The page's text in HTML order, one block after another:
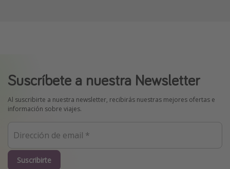
Suscríbete a nuestra Newsletter
Al suscribirte a nuestra newsletter, recibirás nuestras mejores ofertas e
información sobre viajes.
Suscribirte